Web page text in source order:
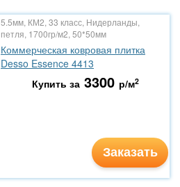
5.5мм, КМ2, 33 класс, Нидерланды,
петля, 1700гр/м2, 50*50мм
Коммерческая ковровая плитка
Desso Essence 4413
Купить за 3300 р/м2
Заказать